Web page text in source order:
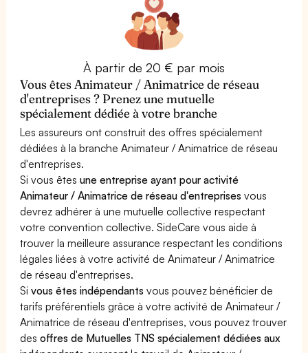
À partir de 20 € par mois
Vous êtes Animateur / Animatrice de réseau
d'entreprises ? Prenez une mutuelle
spécialement dédiée à votre branche
Les assureurs ont construit des offres spécialement
dédiées à la branche Animateur / Animatrice de réseau
d'entreprises.
Si vous êtesune entreprise ayant pour activité
Animateur / Animatrice de réseau d'entreprises vous
devrez adhérer à une mutuelle collective respectant
votre convention collective. SideCare vous aide à
trouver la meilleure assurance respectant les conditions
légales liées à votre activité de Animateur / Animatrice
de réseau d'entreprises.
Sivous êtes indépendants vous pouvez bénéficier de
tarifs préférentiels grâce à votre activité de Animateur /
Animatrice de réseau d'entreprises, vous pouvez trouver
desoffres de Mutuelles TNS spécialement dédiées aux